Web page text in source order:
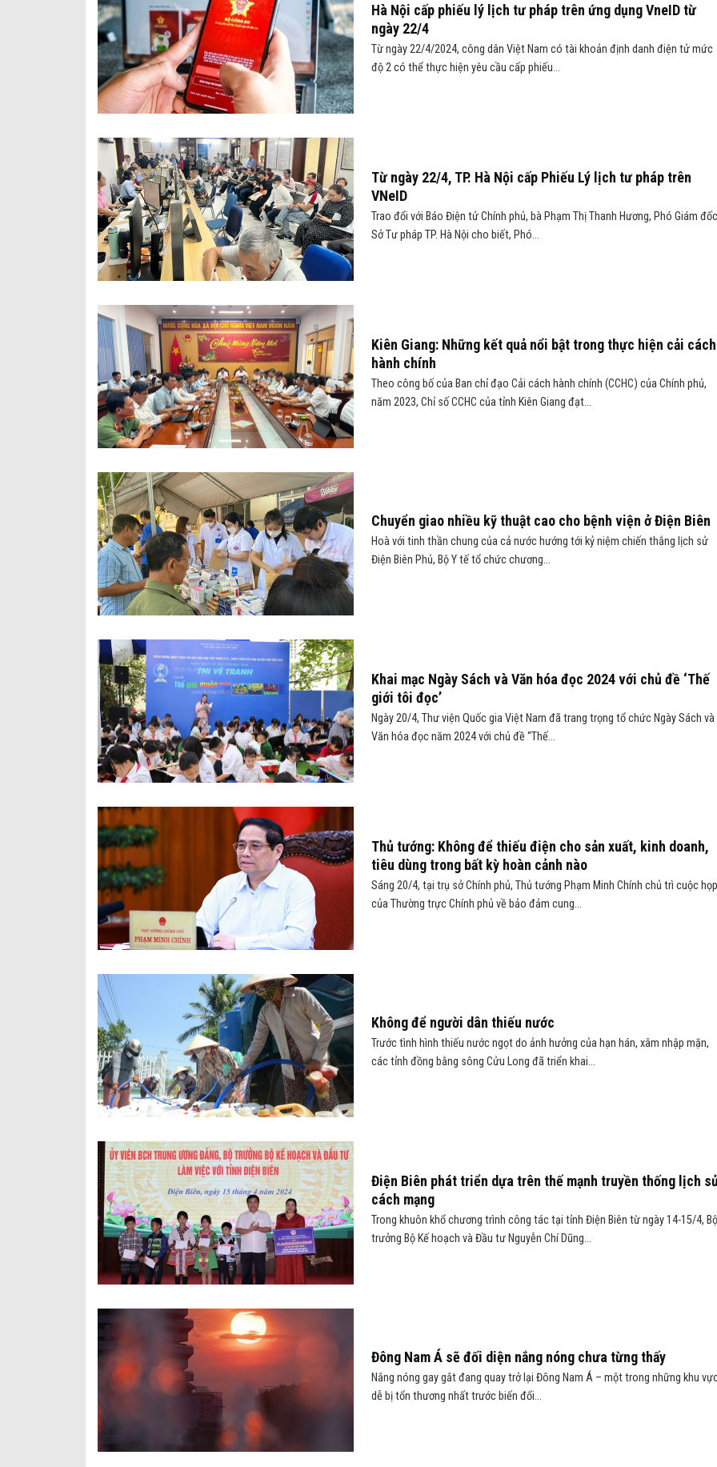
Hà Nội cấp phiếu lý lịch tư pháp trên ứng dụng VneID từ
ngày 22/4
Từ ngày 22/4/2024, công dân Việt Nam có tài khoản định danh điện tử mức
độ 2 có thể thực hiện yêu cầu cấp phiếu...
Từ ngày 22/4, TP. Hà Nội cấp Phiếu Lý lịch tư pháp trên
VNeID
Trao đổi với Báo Điện tử Chính phủ, bà Phạm Thị Thanh Hương, Phó Giám đốc
Sở Tư pháp TP. Hà Nội cho biết, Phó...
Kiên Giang: Những kết quả nổi bật trong thực hiện cải cách
hành chính
Theo công bố của Ban chỉ đạo Cải cách hành chính (CCHC) của Chính phủ,
năm 2023, Chỉ số CCHC của tỉnh Kiên Giang đạt...
Chuyển giao nhiều kỹ thuật cao cho bệnh viện ở Điện Biên
Hoà với tinh thần chung của cả nước hướng tới kỷ niệm chiến thắng lịch sử
Điện Biên Phủ, Bộ Y tế tổ chức chương...
Khai mạc Ngày Sách và Văn hóa đọc 2024 với chủ đề ‘Thế
giới tôi đọc’
Ngày 20/4, Thư viện Quốc gia Việt Nam đã trang trọng tổ chức Ngày Sách và
Văn hóa đọc năm 2024 với chủ đề “Thế...
Thủ tướng: Không để thiếu điện cho sản xuất, kinh doanh,
tiêu dùng trong bất kỳ hoàn cảnh nào
Sáng 20/4, tại trụ sở Chính phủ, Thủ tướng Phạm Minh Chính chủ trì cuộc họp
của Thường trực Chính phủ về bảo đảm cung...
Không để người dân thiếu nước
Trước tình hình thiếu nước ngọt do ảnh hưởng của hạn hán, xâm nhập mặn,
các tỉnh đồng bằng sông Cửu Long đã triển khai...
Điện Biên phát triển dựa trên thế mạnh truyền thống lịch
cách mạng
Trong khuôn khổ chương trình công tác tại tỉnh Điện Biên từ ngày 14-15/4, Bộ
trưởng Bộ Kế hoạch và Đầu tư Nguyễn Chí Dũng...
Đông Nam Á sẽ đối diện nắng nóng chưa từng thấy
Nắng nóng gay gắt đang quay trở lại Đông Nam Á – một trong những khu
dễ bị tổn thương nhất trước biến đổi...